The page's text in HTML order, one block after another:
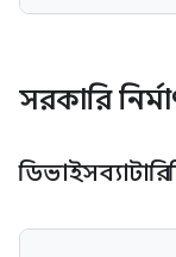
সরকারি